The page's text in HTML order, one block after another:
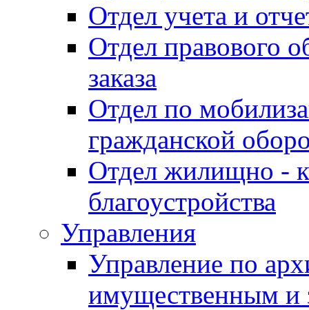
Отдел учета и
Отдел правового
заказа
Отдел по
гражданской
Отдел жилищно -
благоустройства
Управления
Управление по
имущественным и